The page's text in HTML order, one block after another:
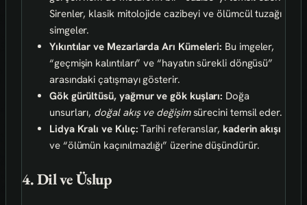
Sirenler, klasik mitolojide cazibeyi ve ölümcül tuzağı
simgeler.
Yıkıntılar ve Mezarlarda Arı Kümeleri: Bu imgeler,
“geçmişin kalıntıları” ve “hayatın sürekli döngüsü”
arasındaki çatışmayı gösterir.
Gök gürültüsü, yağmur ve gök kuşları: Doğa
unsurları, doğal akış ve değişimsürecini temsil eder.
Lidya Kralı ve Kılıç: Tarihi referanslar, kaderin akışı
ve “ölümün kaçınılmazlığı” üzerine düşündürür.
4. Dil ve Üslup